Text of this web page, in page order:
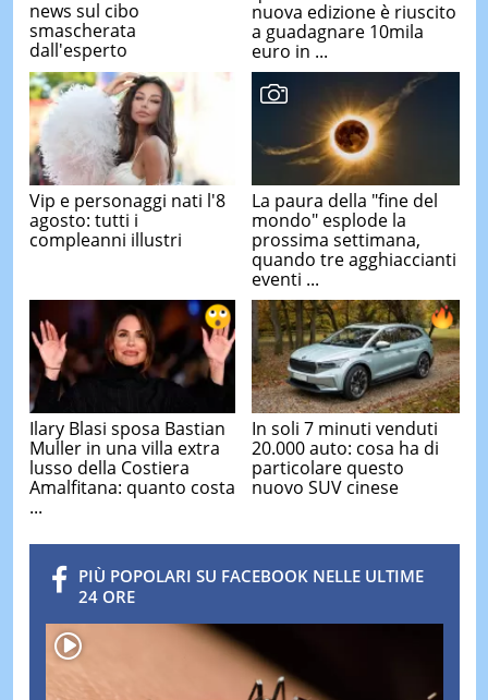
news sul cibo
smascherata
dall'esperto
nuova edizione è riuscito
a guadagnare 10mila
euro in ...
Vip e personaggi nati l'8
agosto: tutti i
compleanni illustri
La paura della "fine del
mondo" esplode la
prossima settimana,
quando tre agghiaccianti
eventi ...
Ilary Blasi sposa Bastian
Muller in una villa extra
lusso della Costiera
Amalfitana: quanto costa
...
In soli 7 minuti venduti
20.000 auto: cosa ha di
particolare questo
nuovo SUV cinese
PIÙ POPOLARI SU FACEBOOK NELLE ULTIME
24 ORE